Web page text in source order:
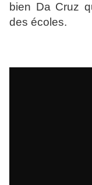
bien Da Cruz
des écoles.